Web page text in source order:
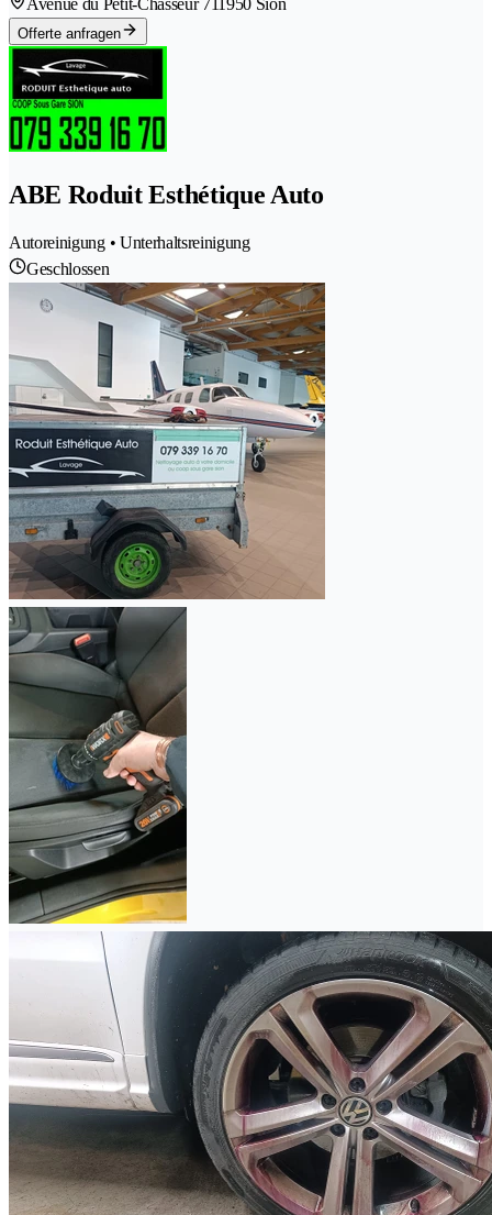
Avenue du Petit-Chasseur 71 1950 Sion
Offerte anfragen
ABE Roduit Esthétique Auto
Autoreinigung • Unterhaltsreinigung
Geschlossen